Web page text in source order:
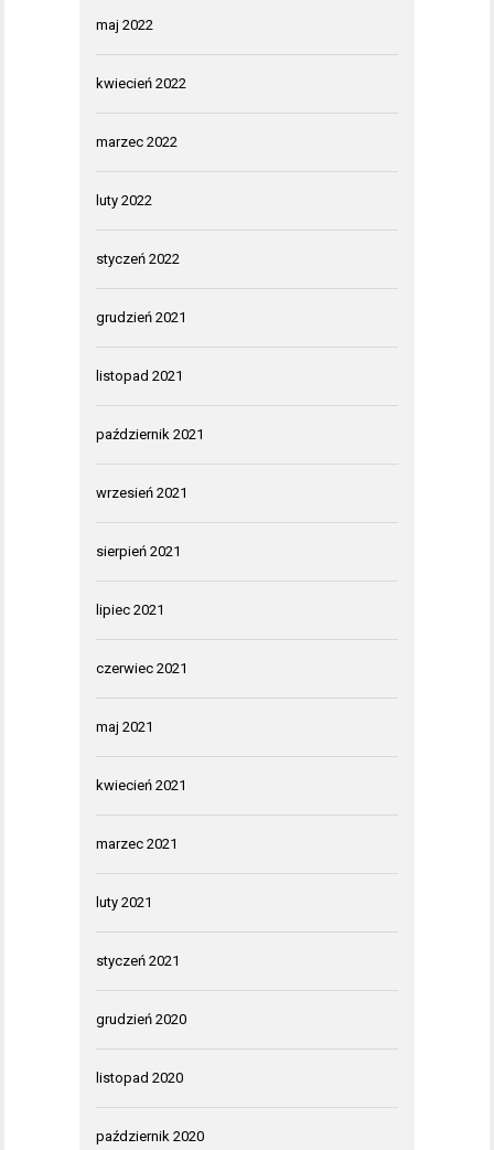
maj 2022
kwiecień 2022
marzec 2022
luty 2022
styczeń 2022
grudzień 2021
listopad 2021
październik 2021
wrzesień 2021
sierpień 2021
lipiec 2021
czerwiec 2021
maj 2021
kwiecień 2021
marzec 2021
luty 2021
styczeń 2021
grudzień 2020
listopad 2020
październik 2020